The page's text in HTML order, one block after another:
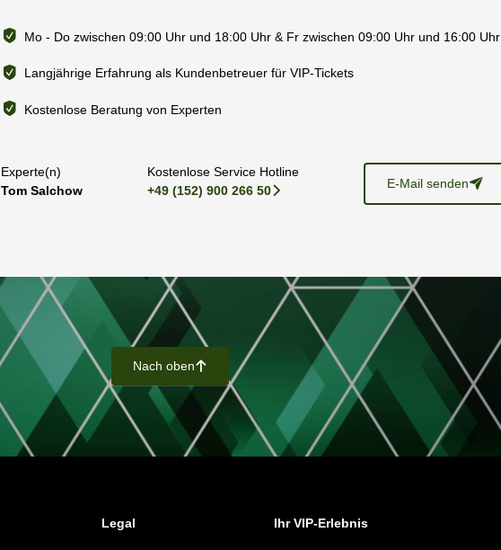
Mo - Do zwischen 09:00 Uhr und 18:00 Uhr & Fr zwischen 09:00 Uhr und 16:00 Uhr
Langjährige Erfahrung als Kundenbetreuer für VIP-Tickets
Kostenlose Beratung von Experten
Experte(n)
Tom Salchow
Kostenlose Service Hotline
+49 (152) 900 266 50􀆊 E-Mail senden􀈠
Nach oben􀄨
Legal Ihr VIP-Erlebnis